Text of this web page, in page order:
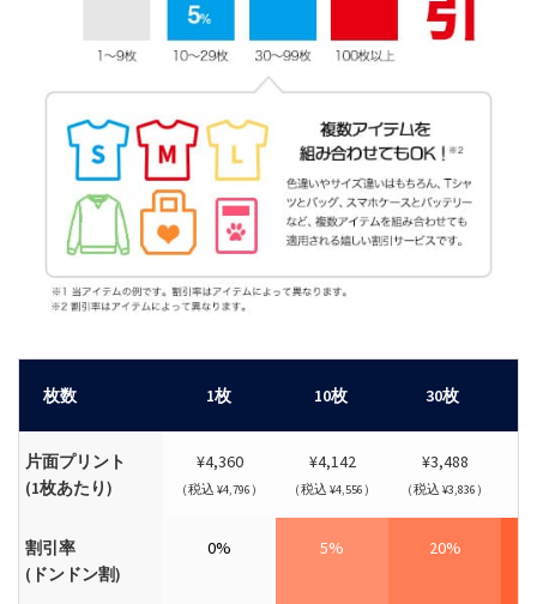
枚数 1枚 10枚 30枚
片面プリント
(1枚あたり)
¥4,360
（税込 ¥4,796）
¥4,142
（税込 ¥4,556）
¥3,488
（税込 ¥3,836）
割引率
(ドンドン割)
0% 5% 20%